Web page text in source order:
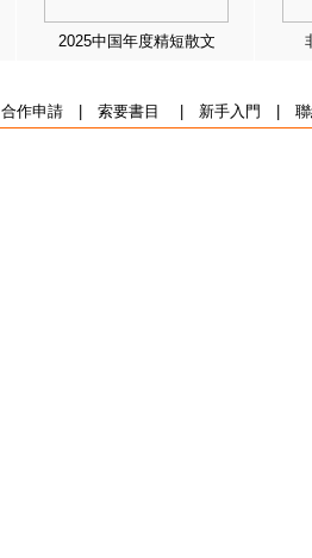
2025中国年度精短散文
合作申請| 索要書目 新手入門